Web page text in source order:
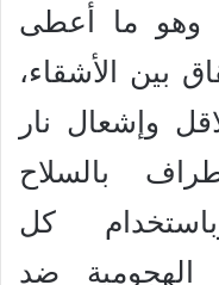
وهو ما أعطى
بين الأشقاء،
وإشعال نار
بالسلاح
كل
الهجومية ضد